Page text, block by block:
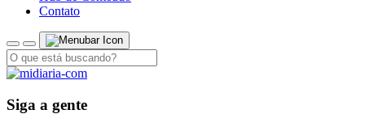
Contato
Siga a gente